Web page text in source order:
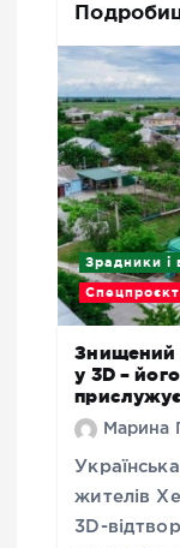
Зрадники і
Знищений
у 3D –
Марина
жителів
3D-